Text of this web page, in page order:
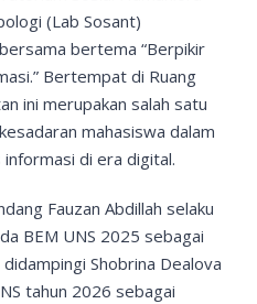
(Lab Sosant)
bertema “Berpikir
Bertempat di Ruang
ini merupakan salah satu
mahasiswa dalam
di era digital.
Fauzan Abdillah selaku
BEM UNS 2025 sebagai
Shobrina Dealova
tahun 2026 sebagai